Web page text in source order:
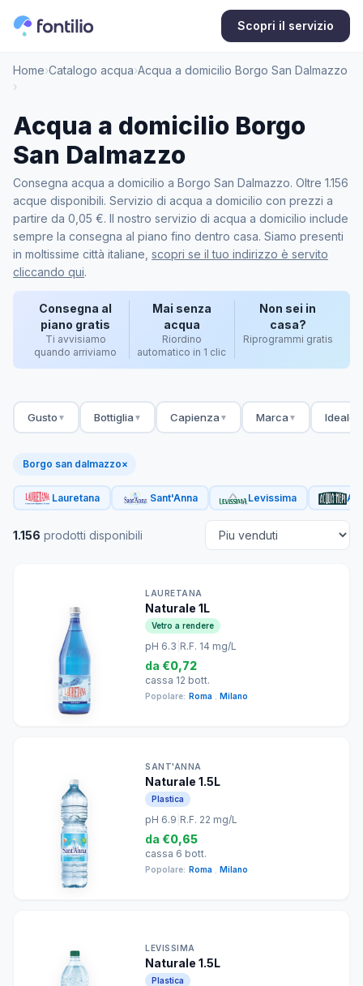
Scopri il servizio
Home›Catalogo acqua›Acqua a domicilio Borgo San Dalmazzo
›
Acqua a domicilio Borgo
San Dalmazzo
Consegna acqua a domicilio a Borgo San Dalmazzo. Oltre 1.156
acque disponibili. Servizio di acqua a domicilio con prezzi a
partire da 0,05 €. Il nostro servizio di acqua a domicilio include
sempre la consegna al piano fino dentro casa. Siamo presenti
in moltissime città italiane, scopri se il tuo indirizzo è servito
cliccando qui.
Consegna al
piano gratis
Ti avvisiamo
quando arriviamo
Mai senza
acqua
Riordino
automatico in 1 clic
Non sei in
casa?
Riprogrammi gratis
Gusto ▼ Bottiglia ▼ Capienza ▼ Marca ▼ Ideale
Borgo san dalmazzo×
Lauretana Sant'Anna Levissima
1.156 prodotti disponibili
LAURETANA
Naturale 1L
Vetro a rendere
pH 6.3 R.F. 14 mg/L
da €0,72
cassa 12 bott.
Popolare: Roma Milano
SANT'ANNA
Naturale 1.5L
Plastica
pH 6.9 R.F. 22 mg/L
da €0,65
cassa 6 bott.
Popolare: Roma Milano
LEVISSIMA
Naturale 1.5L
Plastica